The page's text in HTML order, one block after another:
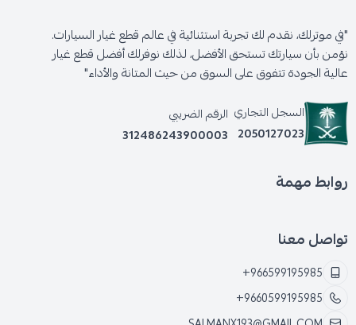
"في موترلك، نقدم لك تجربة استثنائية في عالم قطع غيار السيارات.
نؤمن بأن سيارتك تستحق الأفضل، لذلك نوفرلك أفضل قطع غيار
عالية الجودة تتفوق على السوق من حيث المتانة والأداء"
السجل التجاري
2050127023
الرقم الضريبي
312486243900003
روابط مهمة
تواصل معنا
+966599195985
+9660599195985